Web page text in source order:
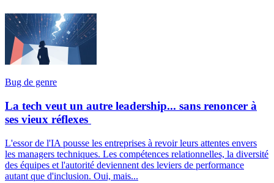
Bug de genre
La tech veut un autre leadership... sans renoncer à
ses vieux réflexes
L'essor de l'IA pousse les entreprises à revoir leurs attentes envers
les managers techniques. Les compétences relationnelles, la diversité
des équipes et l'autorité deviennent des leviers de performance
autant que d'inclusion. Oui, mais...